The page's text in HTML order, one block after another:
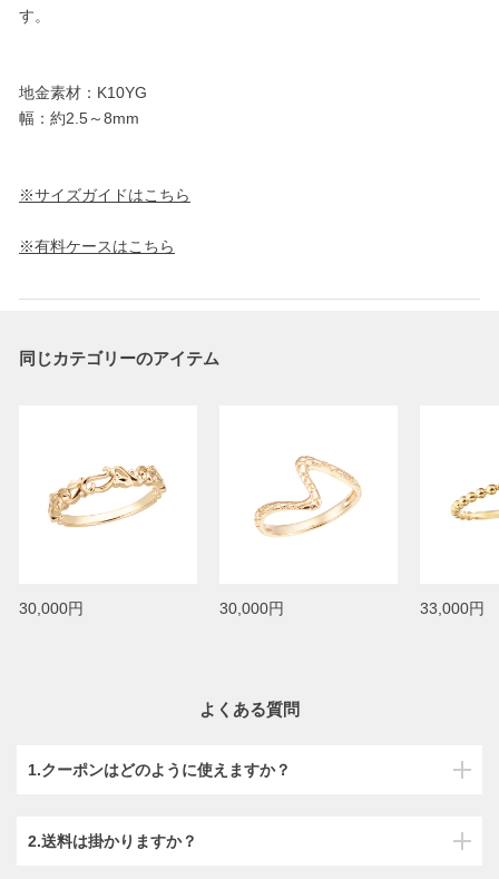
す。
地金素材：K10YG
幅：約2.5～8mm
※サイズガイドはこちら
※有料ケースはこちら
同じカテゴリーのアイテム
30,000円 30,000円 33,000円
よくある質問
1.クーポンはどのように使えますか？
2.送料は掛かりますか？